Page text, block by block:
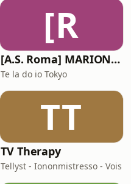
[R
[A.S. Roma] MARIONE - Il portale della ControInformazione GialloRossa
Te la do io Tokyo
TT
TV Therapy
Tellyst - Iononmistresso - Vois